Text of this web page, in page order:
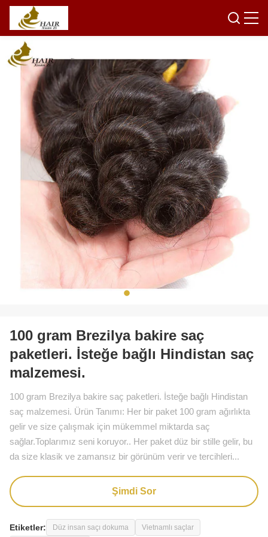
100 gram Brezilya bakire saç
paketleri. İsteğe bağlı Hindistan saç
malzemesi.
100 gram Brezilya bakire saç paketleri. İsteğe bağlı Hindistan
saç malzemesi. Ürün Tanımı: Her bir paket 100 gram ağırlıkta
gelir ve size çalışmak için mükemmel miktarda saç
sağlar.Toplarımız seni koruyor.. Her paket düz bir stille gelir, bu
da size klasik ve zamansız bir görünüm verir ve tercihleri...
Şimdi Sor
Etiketler: Düz insan saçı dokuma Vietnamlı saçlar